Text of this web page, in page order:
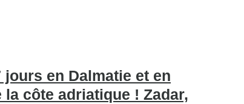
en Dalmatie et en
côte adriatique ! Zadar,